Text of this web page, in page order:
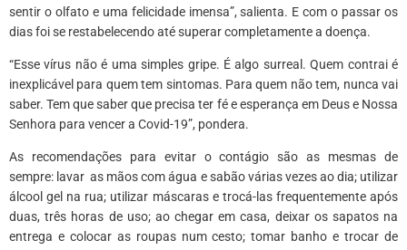
sentir o olfato e uma felicidade imensa”, salienta. E com o passar os
dias foi se restabelecendo até superar completamente a doença.
“Esse vírus não é uma simples gripe. É algo surreal. Quem contrai é
inexplicável para quem tem sintomas. Para quem não tem, nunca vai
saber. Tem que saber que precisa ter fé e esperança em Deus e Nossa
Senhora para vencer a Covid-19”, pondera.
As recomendações para evitar o contágio são as mesmas de
sempre: lavar as mãos com água e sabão várias vezes ao dia; utilizar
álcool gel na rua; utilizar máscaras e trocá-las frequentemente após
duas, três horas de uso; ao chegar em casa, deixar os sapatos na
entrega e colocar as roupas num cesto; tomar banho e trocar de